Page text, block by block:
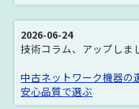
2026-06-24
技術コラム、アップしま
中古ネットワーク機器の
安心品質で選ぶ